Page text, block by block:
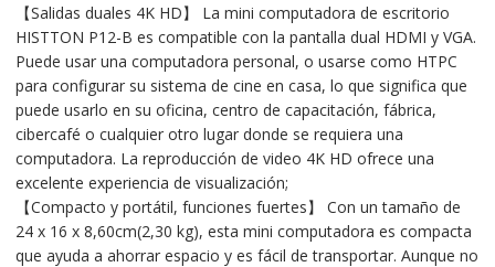
【Salidas duales 4K HD】 La mini computadora de escritorio
HISTTON P12-B es compatible con la pantalla dual HDMI y VGA.
Puede usar una computadora personal, o usarse como HTPC
para configurar su sistema de cine en casa, lo que significa que
puede usarlo en su oficina, centro de capacitación, fábrica,
cibercafé o cualquier otro lugar donde se requiera una
computadora. La reproducción de video 4K HD ofrece una
excelente experiencia de visualización;
【Compacto y portátil, funciones fuertes】 Con un tamaño de
24 x 16 x 8,60cm(2,30 kg), esta mini computadora es compacta
que ayuda a ahorrar espacio y es fácil de transportar. Aunque no